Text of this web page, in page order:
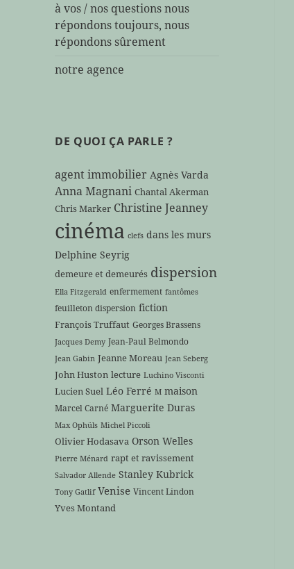
à vos / nos questions nous
répondons toujours, nous
répondons sûrement
notre agence
DE QUOI ÇA PARLE ?
agent immobilier Agnès Varda
Anna Magnani Chantal Akerman
Chris Marker Christine Jeanney
cinéma clefs dans les murs
Delphine Seyrig
demeure et demeurés dispersion
Ella Fitzgerald enfermement fantômes
feuilleton dispersion fiction
François Truffaut Georges Brassens
Jacques Demy Jean-Paul Belmondo
Jean Gabin Jeanne Moreau Jean Seberg
John Huston lecture Luchino Visconti
Lucien Suel Léo Ferré M maison
Marcel Carné Marguerite Duras
Max Ophüls Michel Piccoli
Olivier Hodasava Orson Welles
Pierre Ménard rapt et ravissement
Salvador Allende Stanley Kubrick
Tony Gatlif Venise Vincent Lindon
Yves Montand